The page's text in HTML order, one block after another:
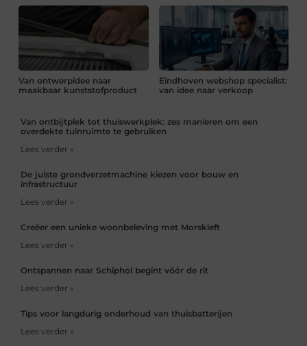
Van ontwerpidee naar
maakbaar kunststofproduct
Eindhoven webshop specialist:
van idee naar verkoop
Van ontbijtplek tot thuiswerkplek: zes manieren om een
overdekte tuinruimte te gebruiken
Lees verder »
De juiste grondverzetmachine kiezen voor bouw en
infrastructuur
Lees verder »
Creëer een unieke woonbeleving met Morskieft
Lees verder »
Ontspannen naar Schiphol begint vóór de rit
Lees verder »
Tips voor langdurig onderhoud van thuisbatterijen
Lees verder »